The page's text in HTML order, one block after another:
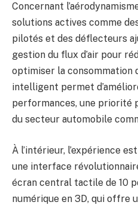
Concernant
solutions actives comme
pilotés et des déflecteurs
gestion du flux d’air pour
optimiser la consommation
intelligent permet
performances, une priorité
du secteur automobile
À l’intérieur, l’expérience
une interface
écran central tactile de 10
numérique en 3D, qui offre